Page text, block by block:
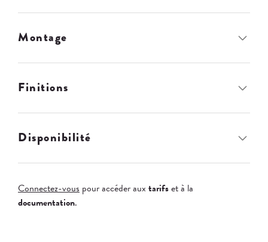
Montage
Finitions
Disponibilité
Connectez-vous pour accéder aux tarifset à la
documentation.